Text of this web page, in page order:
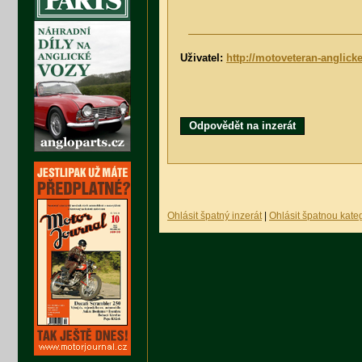
Uživatel: http://motoveteran-
Odpovědět na inzerát
Ohlásit špatný inzerát Ohlásit špatnou